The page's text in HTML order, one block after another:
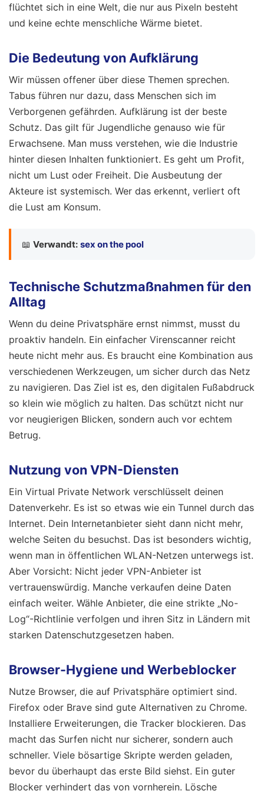
flüchtet sich in eine Welt, die nur aus Pixeln besteht
und keine echte menschliche Wärme bietet.
Die Bedeutung von Aufklärung
Wir müssen offener über diese Themen sprechen.
Tabus führen nur dazu, dass Menschen sich im
Verborgenen gefährden. Aufklärung ist der beste
Schutz. Das gilt für Jugendliche genauso wie für
Erwachsene. Man muss verstehen, wie die Industrie
hinter diesen Inhalten funktioniert. Es geht um Profit,
nicht um Lust oder Freiheit. Die Ausbeutung der
Akteure ist systemisch. Wer das erkennt, verliert oft
die Lust am Konsum.
📖 Verwandt: sex on the pool
Technische Schutzmaßnahmen für den
Alltag
Wenn du deine Privatsphäre ernst nimmst, musst du
proaktiv handeln. Ein einfacher Virenscanner reicht
heute nicht mehr aus. Es braucht eine Kombination aus
verschiedenen Werkzeugen, um sicher durch das Netz
zu navigieren. Das Ziel ist es, den digitalen Fußabdruck
so klein wie möglich zu halten. Das schützt nicht nur
vor neugierigen Blicken, sondern auch vor echtem
Betrug.
Nutzung von VPN-Diensten
Ein Virtual Private Network verschlüsselt deinen
Datenverkehr. Es ist so etwas wie ein Tunnel durch das
Internet. Dein Internetanbieter sieht dann nicht mehr,
welche Seiten du besuchst. Das ist besonders wichtig,
wenn man in öffentlichen WLAN-Netzen unterwegs ist.
Aber Vorsicht: Nicht jeder VPN-Anbieter ist
vertrauenswürdig. Manche verkaufen deine Daten
einfach weiter. Wähle Anbieter, die eine strikte „No-
Log“-Richtlinie verfolgen und ihren Sitz in Ländern mit
starken Datenschutzgesetzen haben.
Browser-Hygiene und Werbeblocker
Nutze Browser, die auf Privatsphäre optimiert sind.
Firefox oder Brave sind gute Alternativen zu Chrome.
Installiere Erweiterungen, die Tracker blockieren. Das
macht das Surfen nicht nur sicherer, sondern auch
schneller. Viele bösartige Skripte werden geladen,
bevor du überhaupt das erste Bild siehst. Ein guter
Blocker verhindert das von vornherein. Lösche